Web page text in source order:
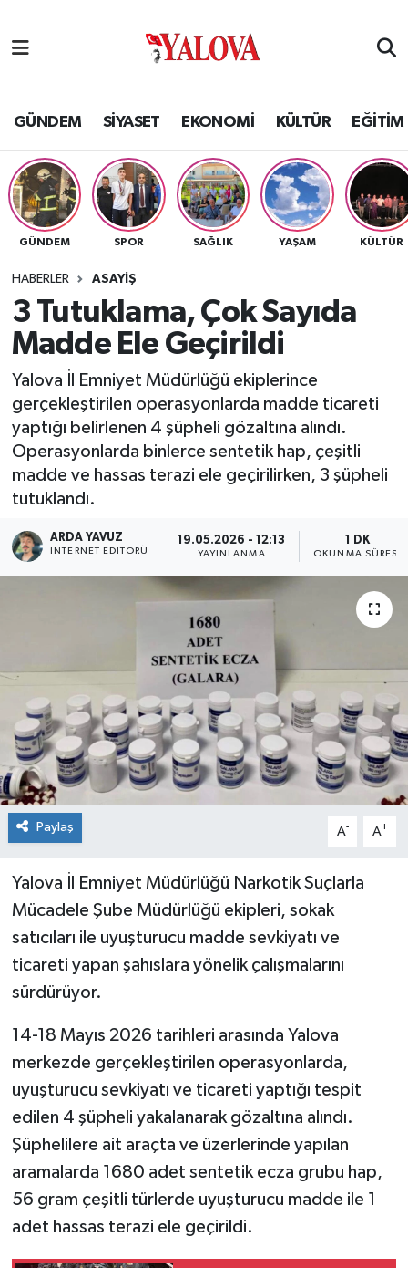
GÜNDEM SİYASET EKONOMİ KÜLTÜR EĞİTİM
GÜNDEM SPOR SAĞLIK YAŞAM KÜLTÜR
HABERLER ASAYİŞ
3 Tutuklama, Çok Sayıda
Madde Ele Geçirildi
Yalova İl Emniyet Müdürlüğü ekiplerince
gerçekleştirilen operasyonlarda madde ticareti
yaptığı belirlenen 4 şüpheli gözaltına alındı.
Operasyonlarda binlerce sentetik hap, çeşitli
madde ve hassas terazi ele geçirilirken, 3 şüpheli
tutuklandı.
ARDA YAVUZ
İNTERNET EDITÖRÜ
19.05.2026 - 12:13
YAYINLANMA
1 DK
OKUNMA SÜRESI
Paylaş A- A+
Yalova İl Emniyet Müdürlüğü Narkotik Suçlarla
Mücadele Şube Müdürlüğü ekipleri, sokak
satıcıları ile uyuşturucu madde sevkiyatı ve
ticareti yapan şahıslara yönelik çalışmalarını
sürdürüyor.
14-18 Mayıs 2026 tarihleri arasında Yalova
merkezde gerçekleştirilen operasyonlarda,
uyuşturucu sevkiyatı ve ticareti yaptığı tespit
edilen 4 şüpheli yakalanarak gözaltına alındı.
Şüphelilere ait araçta ve üzerlerinde yapılan
aramalarda 1680 adet sentetik ecza grubu hap,
56 gram çeşitli türlerde uyuşturucu madde ile 1
adet hassas terazi ele geçirildi.
SİYASET
EKONOMİ
KÜLTÜR
BİLİM VE TEKNOLOJİ
ASAYİŞ
SAĞLIK
SPOR
İLÇELERİMİZ
RESMİ İLAN
Yalova Nöbetçi Eczaneler
Yalova Hava Durumu
Yalova Namaz Vakitleri
Yalova Trafik Yoğunluk Haritası
Tüm Manşetler
Son Dakika Haberleri
Haber Arşivi